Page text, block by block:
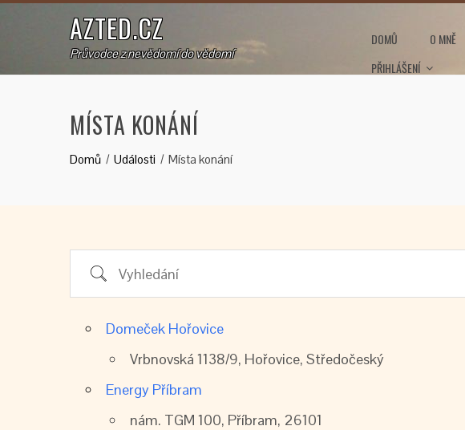
AZTED.CZ
Průvodce z nevědomí do vědomí
DOMŮ O MNĚ
PŘIHLÁŠENÍ
MÍSTA KONÁNÍ
Domů Události Místa konání
Vyhledání
Domeček Hořovice
Vrbnovská 1138/9, Hořovice, Středočeský
Energy Příbram
nám. TGM 100, Příbram, 26101